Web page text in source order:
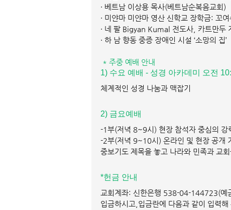
· 베트남 이상용 목사(베트남순복음교회)
· 미얀마 미얀마 영산 신학교 장학금: 꼬여
· 네 팔 Bigyan Kumal 전도사, 카트만두
· 하 남 향동 중증 장애인 시설 ‘소망의 집’
* 주중 예배 안내
1) 수요 예배 - 성경 아카데미 오전
체계적인 성경 나눔과 맥잡기
2) 금요예배
-1부(저녁 8~9시) 현장 참석자 중심의 강
-2부(저녁 9~10시) 온라인 및 현장 공개
중보기도 제목을 놓고 나라와 민족과 교
*헌금 안내
교회계좌: 신한은행 538-04-144723(예
입금하시고,입금란에 다음과 같이 입력